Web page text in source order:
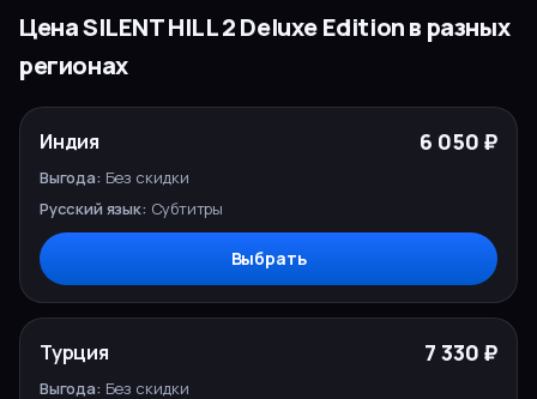
ЦенаSILENT HILL 2 Deluxe Editionв разных
регионах
РЕГИОН
Индия 6 050 ₽
Без скидки
Субтитры
Выбрать
Турция 7 330 ₽
Без скидки